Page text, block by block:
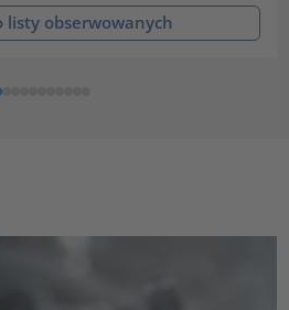
listy obserwowanych